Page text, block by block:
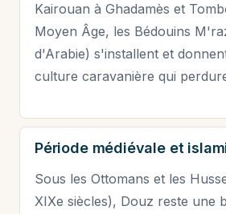
Kairouan à Ghadamès et
Moyen Âge, les Bédouins
d'Arabie) s'installent et
culture caravanière qui
Période médiévale et
Sous les Ottomans et les
XIXe siècles), Douz reste une